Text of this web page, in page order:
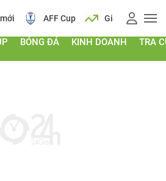
AFF Cup Giá vàng
BÓNG ĐÁ KINH DOANH TRA